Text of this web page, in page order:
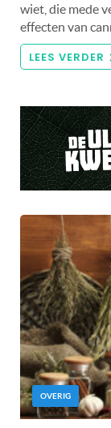
wiet, die mede
effecten van
LEES VERDER
OVERIG